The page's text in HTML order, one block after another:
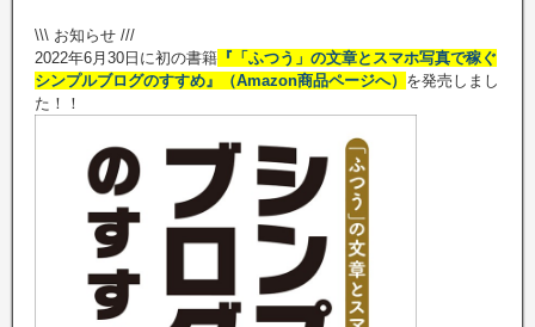
\\\ お知らせ ///
2022年6月30日に初の書籍 『「ふつう」の文章とスマホ写真で稼ぐ
シンプルブログのすすめ』（Amazon商品ページへ） を発売しまし
た！！